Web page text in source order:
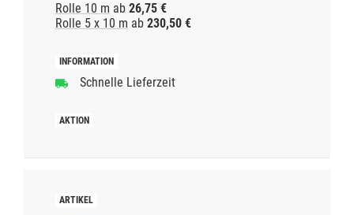
Rolle 10 m ab 26,75 €
Rolle 5 x 10 m ab 230,50 €
Schnelle Lieferzeit